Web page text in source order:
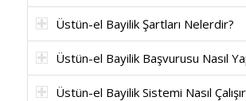
Üstün-el Bayilik Şartları Nelerdir?
Üstün-el Bayilik Başvurusu Nasıl
Üstün-el Bayilik Sistemi Nasıl